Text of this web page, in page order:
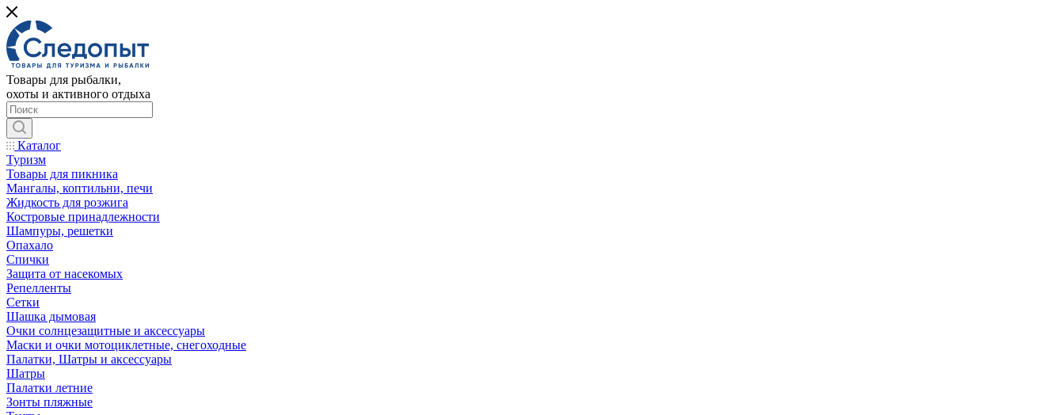
Товары для рыбалки,
охоты и активного отдыха
Каталог
Туризм
Товары для пикника
Мангалы, коптильни, печи
Жидкость для розжига
Костровые принадлежности
Шампуры, решетки
Опахало
Спички
Защита от насекомых
Репелленты
Сетки
Шашка дымовая
Очки солнцезащитные и аксессуары
Маски и очки мотоциклетные, снегоходные
Палатки, Шатры и аксессуары
Шатры
Палатки летние
Зонты пляжные